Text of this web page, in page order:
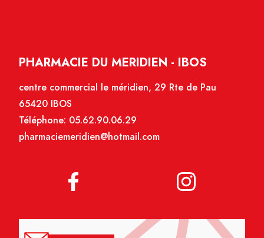
PHARMACIE DU MERIDIEN - IBOS
centre commercial le méridien, 29 Rte de Pau
65420 IBOS
Téléphone: 05.62.90.06.29
pharmaciemeridien@hotmail.com